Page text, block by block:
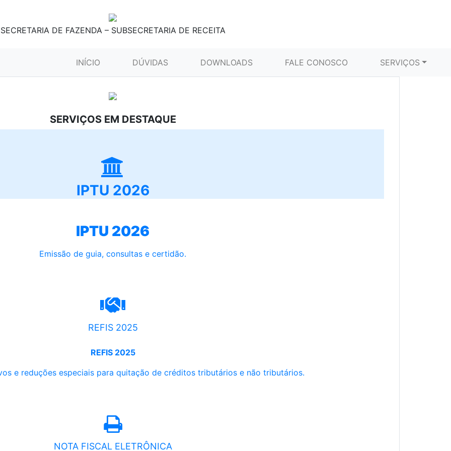
SECRETARIA DE FAZENDA – SUBSECRETARIA DE RECEITA
INÍCIO (CURRENT)DÚVIDAS DOWNLOADS FALE CONOSCO SERVIÇOS
SERVIÇOS EM DESTAQUE
IPTU 2026
IPTU 2026
Emissão de guia, consultas e certidão.
REFIS 2025
REFIS 2025
e reduções especiais para quitação de créditos tributários e não tributários.
NOTA FISCAL ELETRÔNICA